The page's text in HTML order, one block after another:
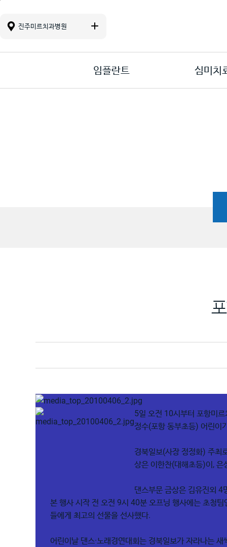
진료 메뉴바로가기
본문바로가기
컨텐츠바로가기
진주미르치과병원
임플란트 심미치
5일 오전 10시부터 포항미
정수(포항 동부초등) 어린이
경북일보(사장 정정화) 주최
상은 이한찬(대해초등)이,
댄스부문 금상은 김유진외 4
본 행사 시작 전 오전 9시 40분 오프닝 행사에는 초청
들에게 최고의 선물을 선사했다.
어린이날 댄스·노래경연대회는 경북일보가 자라나는